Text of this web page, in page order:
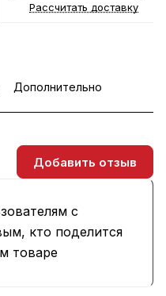
Рассчитать доставку
Дополнительно
с
кто поделится
товаре
Добавить отзыв